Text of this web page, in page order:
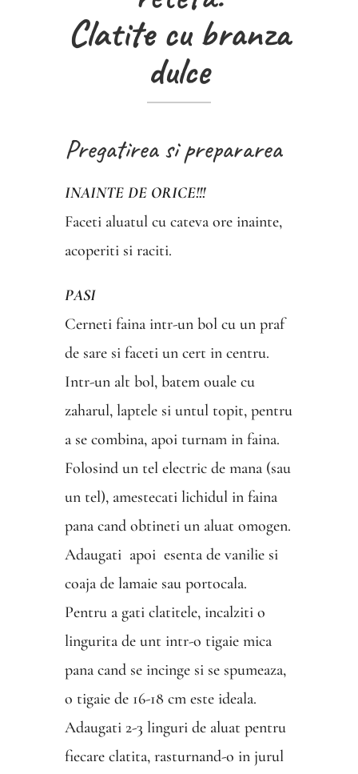
Clatite cu branza
dulce
Pregatirea si prepararea
INAINTE DE ORICE!!!
Faceti aluatul cu cateva ore inainte,
acoperiti si raciti.
PASI
Cerneti faina intr-un bol cu un praf
de sare si faceti un cert in centru.
Intr-un alt bol, batem ouale cu
zaharul, laptele si untul topit, pentru
a se combina, apoi turnam in faina.
Folosind un tel electric de mana (sau
un tel), amestecati lichidul in faina
pana cand obtineti un aluat omogen.
Adaugati apoi esenta de vanilie si
coaja de lamaie sau portocala.
Pentru a gati clatitele, incalziti o
lingurita de unt intr-o tigaie mica
pana cand se incinge si se spumeaza,
o tigaie de 16-18 cm este ideala.
Adaugati 2-3 linguri de aluat pentru
fiecare clatita, rasturnand-o in jurul